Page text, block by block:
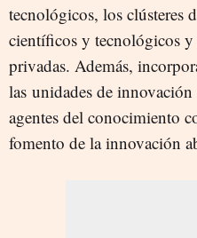
tecnológicos, los clústeres
científicos y tecnológicos
privadas. Además,
las unidades de
agentes del conocimiento
fomento de la innovación